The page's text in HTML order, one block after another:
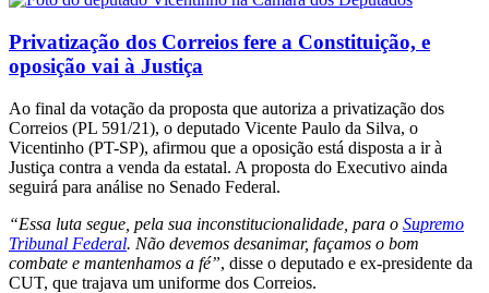
Privatização dos Correios fere a Constituição, e
oposição vai à Justiça
Ao final da votação da proposta que autoriza a privatização dos
Correios (PL 591/21), o deputado Vicente Paulo da Silva, o
Vicentinho (PT-SP), afirmou que a oposição está disposta a ir à
Justiça contra a venda da estatal. A proposta do Executivo ainda
seguirá para análise no Senado Federal.
“Essa luta segue, pela sua inconstitucionalidade, para o Supremo
Tribunal Federal. Não devemos desanimar, façamos o bom
combate e mantenhamos a fé”, disse o deputado e ex-presidente da
CUT, que trajava um uniforme dos Correios.